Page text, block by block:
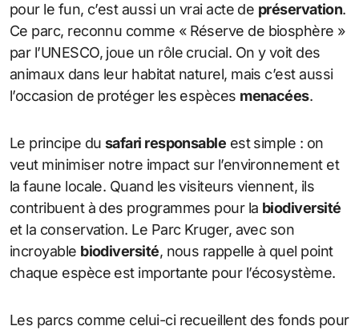
pour le fun, c’est aussi un vrai acte de préservation.
Ce parc, reconnu comme « Réserve de biosphère »
par l’UNESCO, joue un rôle crucial. On y voit des
animaux dans leur habitat naturel, mais c’est aussi
l’occasion de protéger les espèces menacées.
Le principe du safari responsable est simple : on
veut minimiser notre impact sur l’environnement et
la faune locale. Quand les visiteurs viennent, ils
contribuent à des programmes pour la biodiversité
et la conservation. Le Parc Kruger, avec son
incroyable biodiversité, nous rappelle à quel point
chaque espèce est importante pour l’écosystème.
Les parcs comme celui-ci recueillent des fonds pour